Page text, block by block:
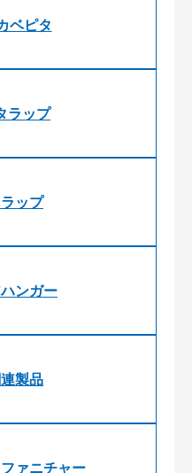
ベピタ
ラップ
ップ
ンガー
製品
ァニチャー